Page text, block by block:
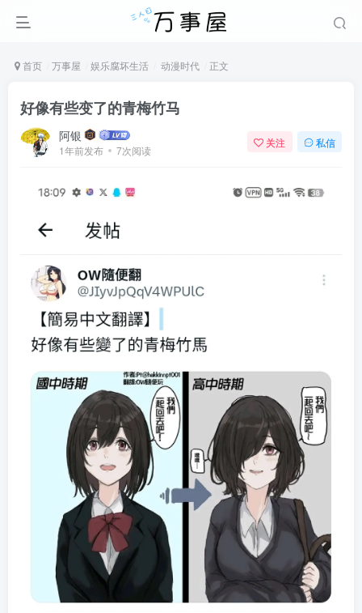
首页 万事屋 娱乐腐坏生活 动漫时代 正文
好像有些变了的青梅竹马
阿银
1年前发布 7次阅读
关注 私信